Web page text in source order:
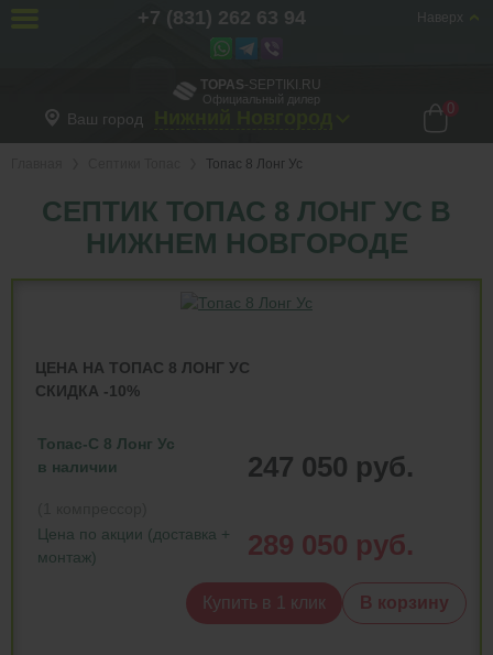
TOPAS-SEPTIKI.RU
Официальный дилер
Ваш город
0
Топас 8 Лонг Ус
СЕПТИК ТОПАС 8 ЛОНГ УС В
НИЖНЕМ НОВГОРОДЕ
ЦЕНА НА ТОПАС 8 ЛОНГ УС
СКИДКА -10%
Топас-С 8 Лонг Ус
в наличии
247 050 руб.
Цена по акции (доставка +
монтаж)
289 050 руб.
Купить в 1 клик В корзину
Наверх
+7 (831) 262 63 94